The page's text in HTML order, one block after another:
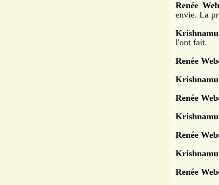
Renée
envie. La
l'ont fait.
Renée
Renée
Renée
Renée